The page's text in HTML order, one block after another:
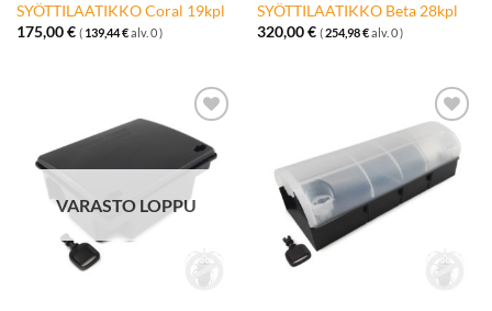
SYÖTTILAATIKKO Coral 19kpl
175,00€ ( 139,44€alv. 0 )
SYÖTTILAATIKKO Beta 28kpl
320,00€ (254,98€alv. 0 )
Lisää
toivelistalle
VARASTO LOPPU
toivelistalle